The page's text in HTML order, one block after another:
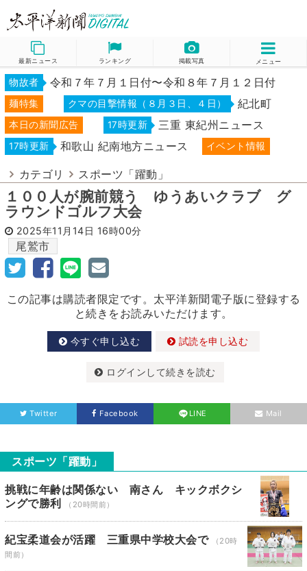
最新ニュース ランキング 掲載写真 メニュー
物故者 令和７年７月１日付〜令和８年７月１２日付
麺特集 クマの目撃情報（８月３日、４日） 紀北町
本日の新聞広告 17時更新 三重 東紀州ニュース
17時更新 和歌山 紀南地方ニュース イベント情報
カテゴリ スポーツ「躍動」
１００人が腕前競う ゆうあいクラブ グ
ラウンドゴルフ大会
2025年11月14日 16時00分
尾鷲市
この記事は購読者限定です。太平洋新聞電子版に登録する
と続きをお読みいただけます。
今すぐ申し込む 試読を申し込む
ログインして続きを読む
Twitter Facebook LINE Mail
スポーツ「躍動」
挑戦に年齢は関係ない 南さん キックボクシ
ングで勝利
（20時間前）
紀宝柔道会が活躍 三重県中学校大会で
（20時
間前）